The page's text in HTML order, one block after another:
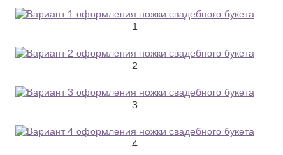
1
2
3
4